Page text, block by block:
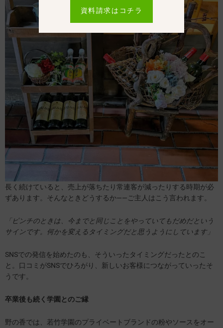
長く続けていると、売上が落ちたり常連客が減ったりする時期が必
ずあります。そんなときどうするか——ご主人はこう言われます。
「ピンチのときは、今までと同じことをやっていてもだめだという
サインです。何かを変えるタイミングだと思うようにしています」
SNSでの発信を始めたのも、そういったタイミングだったとのこ
と。口コミがSNSでひろがり、新しいお客様につながっていったそ
うです。
卒業後も続く学園とのご縁
野の香では、若竹学園のプライベートブランドの粉やソースをオー
資料請求はコチラ